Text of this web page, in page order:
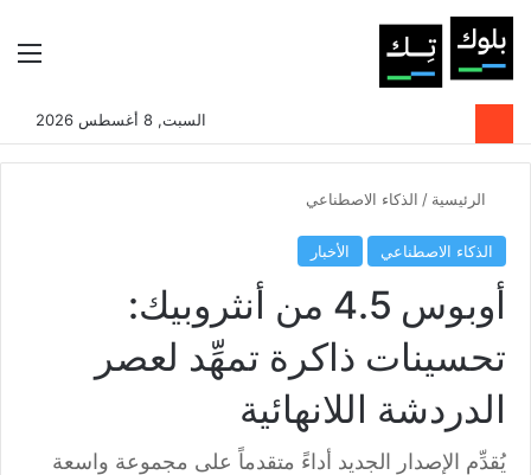
بحثالوضع
السبت, 8 أغسطس 2026
الرئيسية / الذكاء الاصطناعي
الذكاء الاصطناعي الأخبار
أوبوس 4.5 من أنثروبيك:
تحسينات ذاكرة تمهِّد لعصر
الدردشة اللانهائية
يُقدِّم الإصدار الجديد أداءً متقدماً على مجموعة واسعة